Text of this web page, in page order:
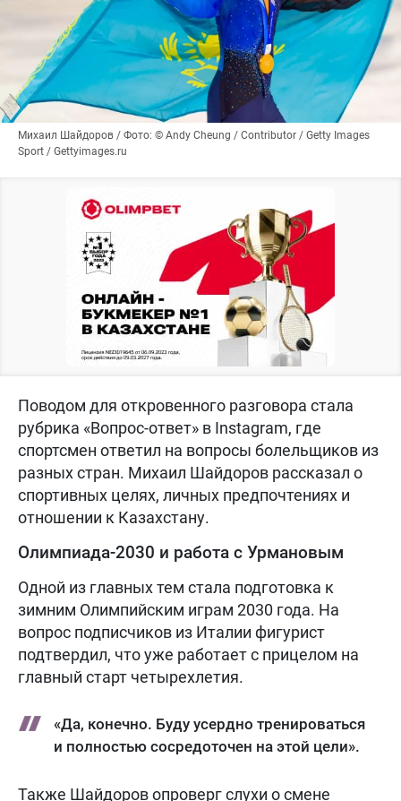
Михаил Шайдоров / Фото: © Andy Cheung / Contributor / Getty Images
Sport / Gettyimages.ru
Поводом для откровенного разговора стала
рубрика «Вопрос-ответ» в Instagram, где
спортсмен ответил на вопросы болельщиков из
разных стран. Михаил Шайдоров рассказал о
спортивных целях, личных предпочтениях и
отношении к Казахстану.
Олимпиада-2030 и работа с Урмановым
Одной из главных тем стала подготовка к
зимним Олимпийским играм 2030 года. На
вопрос подписчиков из Италии фигурист
подтвердил, что уже работает с прицелом на
главный старт четырехлетия.
«Да, конечно. Буду усердно тренироваться
и полностью сосредоточен на этой цели».
Также Шайдоров опроверг слухи о смене